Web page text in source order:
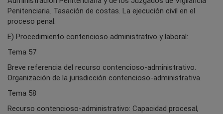
Penitenciaria. Tasación de costas. La ejecución civil en el
proceso penal.
E) Procedimiento contencioso administrativo y laboral:
Tema 57
Breve referencia del recurso contencioso-administrativo.
Organización de la jurisdicción contencioso-administrativa.
Tema 58
Recurso contencioso-administrativo: Capacidad procesal,